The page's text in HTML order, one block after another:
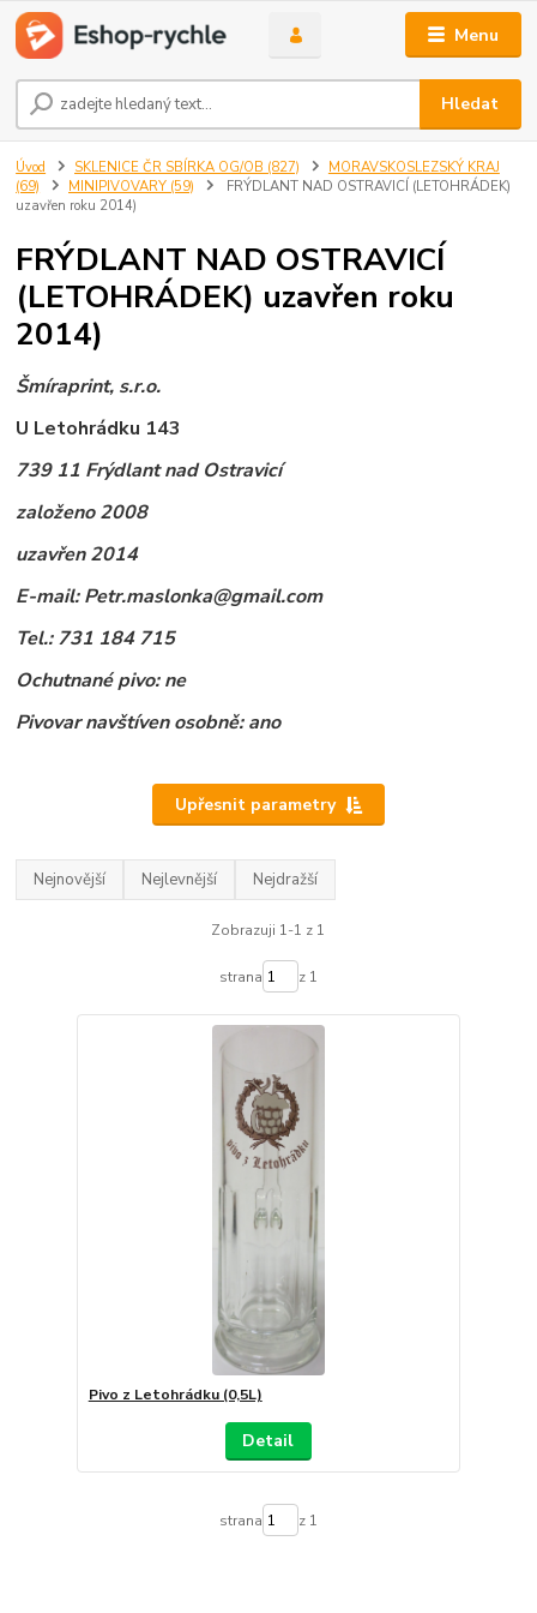
Menu
Hledat
Úvod SKLENICE ČR SBÍRKA OG/OB (827)
MORAVSKOSLEZSKÝ KRAJ
(69)
MINIPIVOVARY (59)
FRÝDLANT NAD OSTRAVICÍ (LETOHRÁDEK)
uzavřen roku 2014)
FRÝDLANT NAD OSTRAVICÍ
(LETOHRÁDEK) uzavřen roku
2014)
Šmíraprint, s.r.o.
U Letohrádku 143
739 11 Frýdlant nad Ostravicí
založeno 2008
uzavřen 2014
E-mail: Petr.maslonka@gmail.com
Tel.: 731 184 715
Ochutnané pivo: ne
Pivovar navštíven osobně: ano
Upřesnit parametry
Nejnovější Nejlevnější Nejdražší
Zobrazuji 1-1 z 1
strana z 1
Pivo z Letohrádku (0,5L)
Detail
strana z 1